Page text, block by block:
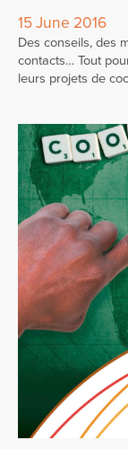
15 June 2016
Des conseils, des
contacts… Tout
leurs projets de